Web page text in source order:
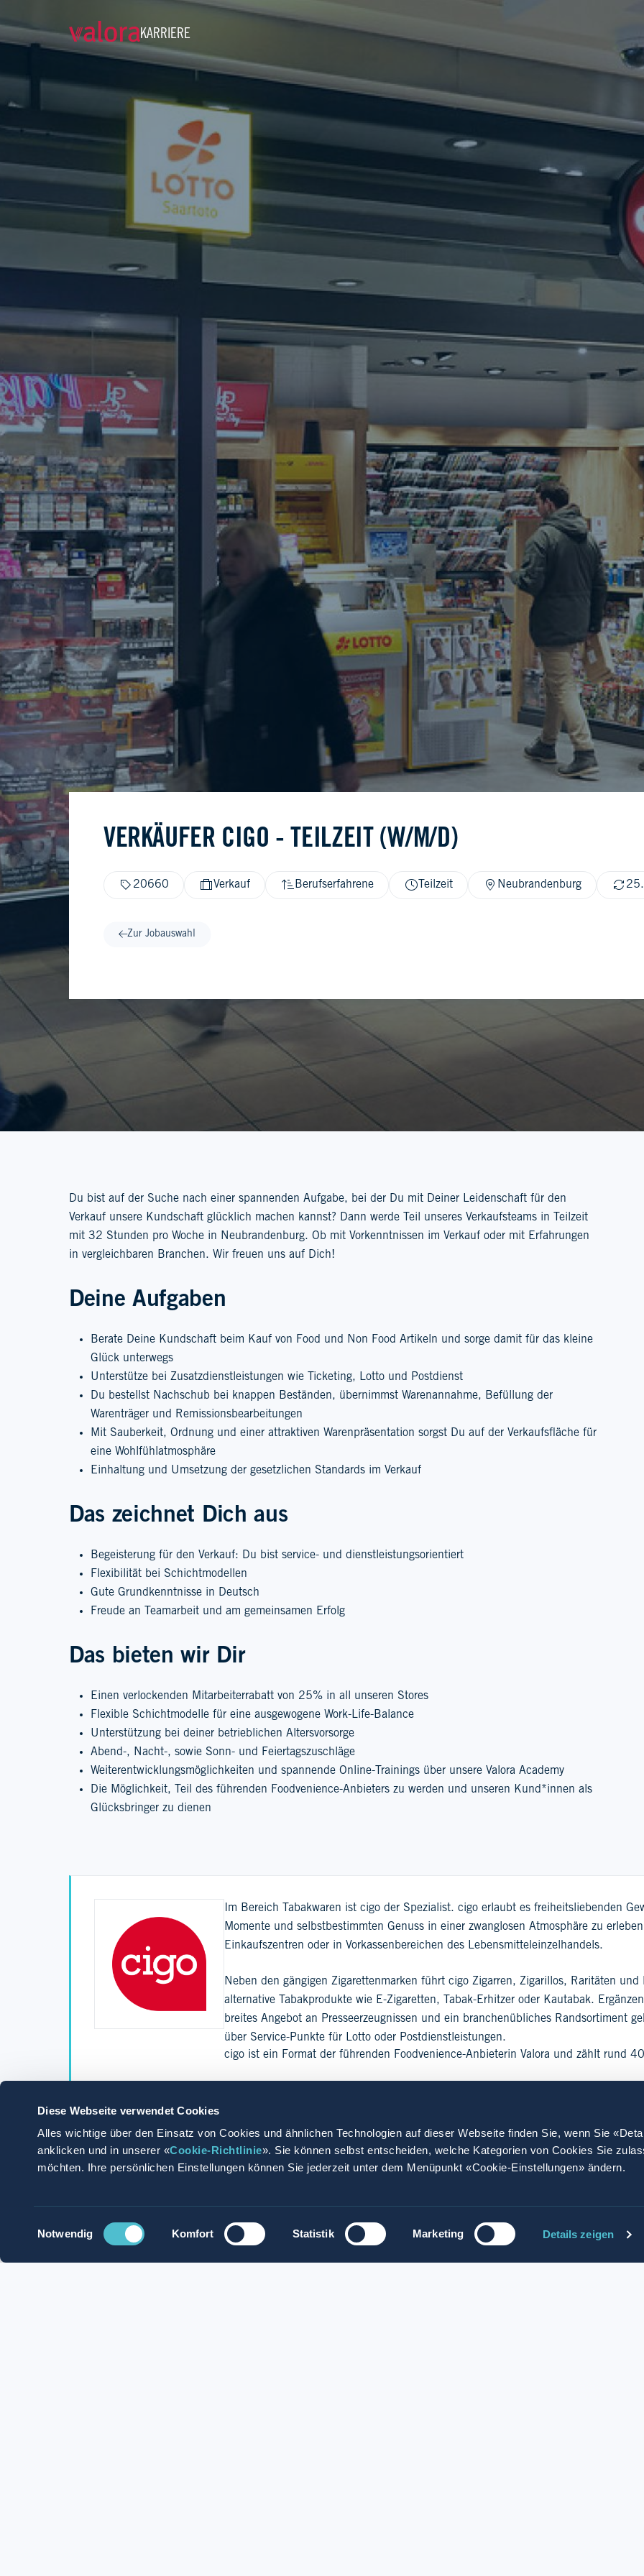
Diese Webseite verwendet Cookies
Alles wichtige über den Einsatz von Cookies und ähnlichen Technologien auf dieser Webseite finden Sie, wenn Sie
anklicken und in unserer «Cookie-Richtlinie». Sie können selbst entscheiden, welche Kategorien von Cookies Sie
möchten. Ihre persönlichen Einstellungen können Sie jederzeit unter dem Menüpunkt «Cookie-Einstellungen» ändern.
Einwilligungsauswahl
Notwendig Komfort Statistik Marketing Details zeigen
KARRIERE
Verkäufer cigo - Teilzeit (w/m/d) • cigo
VERKÄUFER CIGO - TEILZEIT (W/M/D)
20660 Verkauf Berufserfahrene Teilzeit Neubrandenburg
Zur Jobauswahl
Du bist auf der Suche nach einer spannenden Aufgabe, bei der Du mit Deiner Leidenschaft für den
Verkauf unsere Kundschaft glücklich machen kannst? Dann werde Teil unseres Verkaufsteams in Teilzeit
mit 32 Stunden pro Woche in Neubrandenburg. Ob mit Vorkenntnissen im Verkauf oder mit Erfahrungen
in vergleichbaren Branchen. Wir freuen uns auf Dich!
Deine Aufgaben
Berate Deine Kundschaft beim Kauf von Food und Non Food Artikeln und sorge damit für das kleine
Glück unterwegs
Unterstütze bei Zusatzdienstleistungen wie Ticketing, Lotto und Postdienst
Du bestellst Nachschub bei knappen Beständen, übernimmst Warenannahme, Befüllung der
Warenträger und Remissionsbearbeitungen
Mit Sauberkeit, Ordnung und einer attraktiven Warenpräsentation sorgst Du auf der Verkaufsfläche für
eine Wohlfühlatmosphäre
Einhaltung und Umsetzung der gesetzlichen Standards im Verkauf
Das zeichnet Dich aus
Begeisterung für den Verkauf: Du bist service- und dienstleistungsorientiert
Flexibilität bei Schichtmodellen
Gute Grundkenntnisse in Deutsch
Freude an Teamarbeit und am gemeinsamen Erfolg
Das bieten wir Dir
Einen verlockenden Mitarbeiterrabatt von 25% in all unseren Stores
Flexible Schichtmodelle für eine ausgewogene Work-Life-Balance
Unterstützung bei deiner betrieblichen Altersvorsorge
Abend-, Nacht-, sowie Sonn- und Feiertagszuschläge
Weiterentwicklungsmöglichkeiten und spannende Online-Trainings über unsere Valora Academy
Die Möglichkeit, Teil des führenden Foodvenience-Anbieters zu werden und unseren Kund*innen als
Glücksbringer zu dienen
Im Bereich Tabakwaren ist cigo der Spezialist. cigo erlaubt es freiheitsliebenden
Momente und selbstbestimmten Genuss in einer zwanglosen Atmosphäre zu
Einkaufszentren oder in Vorkassenbereichen des Lebensmitteleinzelhandels.
Neben den gängigen Zigarettenmarken führt cigo Zigarren, Zigarillos, Raritäten
alternative Tabakprodukte wie E-Zigaretten, Tabak-Erhitzer oder Kautabak.
breites Angebot an Presseerzeugnissen und ein branchenübliches Randsortiment
über Service-Punkte für Lotto oder Postdienstleistungen.
cigo ist ein Format der führenden Foodvenience-Anbieterin Valora und zählt rund
Mehr lesen
Jetzt bewerben Mit Whatsapp bewerben